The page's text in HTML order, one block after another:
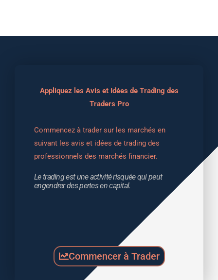
Appliquez les Avis et Idées de Trading des
Traders Pro
Commencez à trader sur les marchés en
suivant les avis et idées de trading des
professionnels des marchés financier.
Le trading est une activité risquée qui peut
engendrer des pertes en capital.
Commencer à Trader